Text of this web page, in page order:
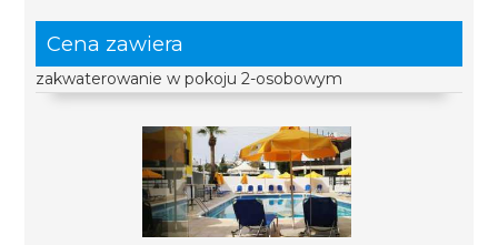
Cena zawiera
zakwaterowanie w pokoju 2-osobowym